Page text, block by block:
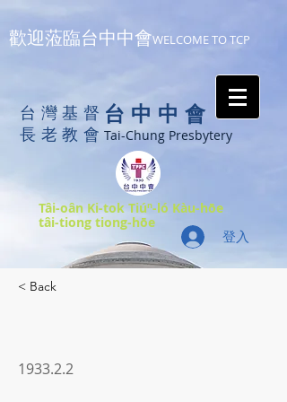
歡迎蒞臨台中中會WELCOME TO TCP
台灣基督
長老教會
台中中會
Tai-Chung Presbytery
Tâi-oân Ki-tok Tiúⁿ-ló Kàu-hōe
tâi-tiong tiong-hōe
登入
< Back
1933.2.2